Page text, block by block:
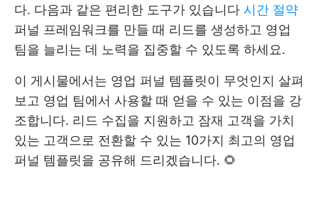
다. 다음과 같은 편리한 도구가 있습니다 시간 절약
퍼널 프레임워크를 만들 때 리드를 생성하고 영업
팀을 늘리는 데 노력을 집중할 수 있도록 하세요.
이 게시물에서는 영업 퍼널 템플릿이 무엇인지 살펴
보고 영업 팀에서 사용할 때 얻을 수 있는 이점을 강
조합니다. 리드 수집을 지원하고 잠재 고객을 가치
있는 고객으로 전환할 수 있는 10가지 최고의 영업
퍼널 템플릿을 공유해 드리겠습니다. 🌻